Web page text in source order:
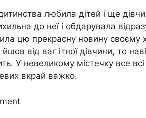
любила дітей і ще
до неї і обдарувала
цю прекрасну новину своєму
йшов від ваг ітної дівчини, то
У невеликому містечку все
вкрай важко.